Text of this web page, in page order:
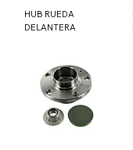
HUB RUEDA
DELANTERA